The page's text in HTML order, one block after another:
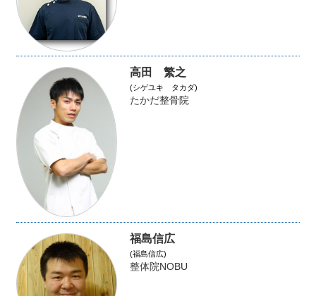
高田 繁之
(シゲユキ タカダ)
たかだ整骨院
福島信広
(福島信広)
整体院NOBU